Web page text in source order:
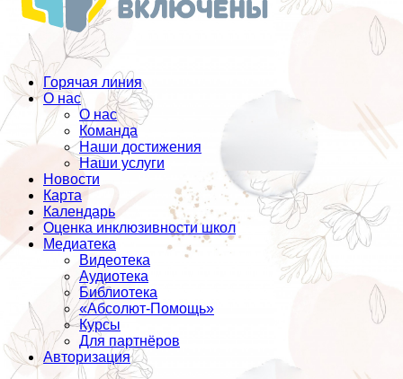
Горячая линия
О нас
О нас
Команда
Наши достижения
Наши услуги
Новости
Карта
Календарь
Оценка инклюзивности школ
Медиатека
Видеотека
Аудиотека
Библиотека
«Абсолют-Помощь»
Курсы
Для партнёров
Авторизация